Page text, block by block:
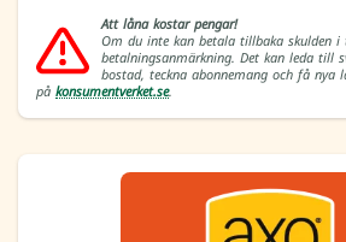
Att låna kostar pengar!
Om du inte kan betala tillbaka skulden i
betalningsanmärkning. Det kan leda till
bostad, teckna abonnemang och få nya
på konsumentverket.se.